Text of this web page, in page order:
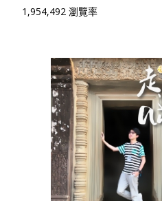
1,954,492 瀏覽率